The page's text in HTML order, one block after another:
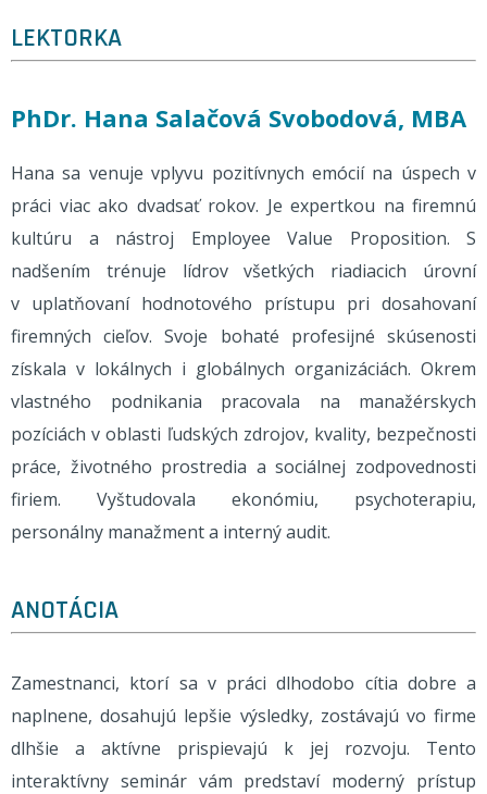
LEKTORKA
PhDr. Hana Salačová Svobodová, MBA
Hana sa venuje vplyvu pozitívnych emócií na úspech v
práci viac ako dvadsať rokov. Je expertkou na firemnú
kultúru a nástroj Employee Value Proposition. S
nadšením trénuje lídrov všetkých riadiacich úrovní
v uplatňovaní hodnotového prístupu pri dosahovaní
firemných cieľov. Svoje bohaté profesijné skúsenosti
získala v lokálnych i globálnych organizáciách. Okrem
vlastného podnikania pracovala na manažérskych
pozíciách v oblasti ľudských zdrojov, kvality, bezpečnosti
práce, životného prostredia a sociálnej zodpovednosti
firiem. Vyštudovala ekonómiu, psychoterapiu,
personálny manažment a interný audit.
ANOTÁCIA
Zamestnanci, ktorí sa v práci dlhodobo cítia dobre a
naplnene, dosahujú lepšie výsledky, zostávajú vo firme
dlhšie a aktívne prispievajú k jej rozvoju. Tento
interaktívny seminár vám predstaví moderný prístup